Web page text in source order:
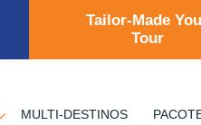
Tailor-Made
Tour
MULTI-DESTINOS